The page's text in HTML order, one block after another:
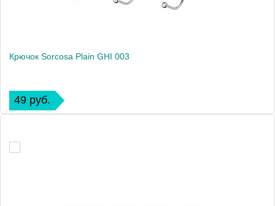
Крючок Sorcosa Plain GHI 003
49 руб.